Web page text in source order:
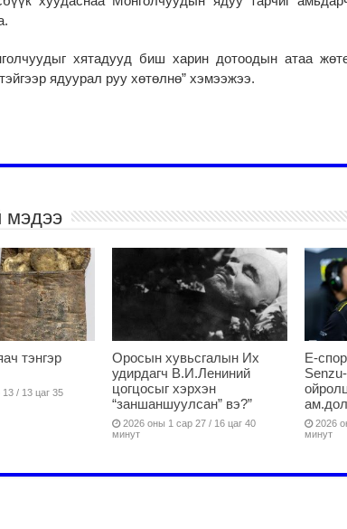
хятадууд биш харин дотоодын атаа
ядуурал руу хөтөлнө” хэмээжээ.
мэдээ
тэнгэр
/ 13 цаг 35
Оросын хувьсгалын Их
удирдагч В.И.Лениний
цогцосыг хэрхэн
“заншаншуулсан” вэ?”
2026 оны 1 сар 27 / 16 цаг 40
минут
Е-
2026
минут